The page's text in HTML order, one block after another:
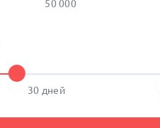
50 000
30 дней